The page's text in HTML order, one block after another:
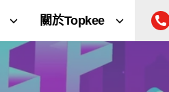
關於Topkee